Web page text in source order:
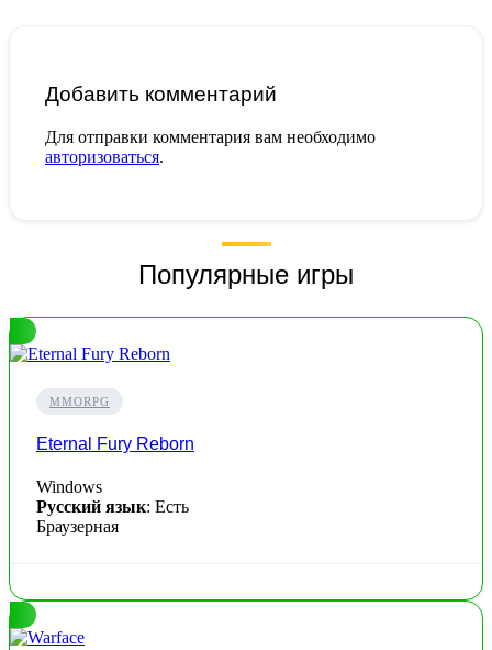
Добавить комментарий
Для отправки комментария вам необходимо
авторизоваться.
Популярные игры
MMORPG
Eternal Fury Reborn
Windows
Русский язык: Есть
Браузерная